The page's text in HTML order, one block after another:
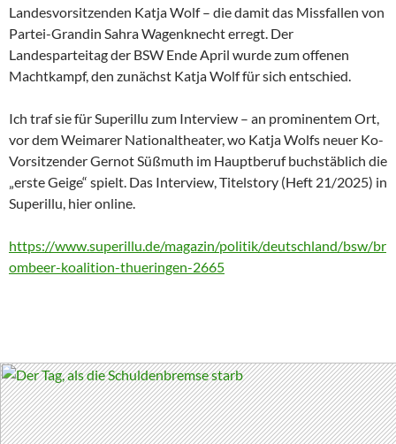
Landesvorsitzenden Katja Wolf – die damit das Missfallen von
Partei-Grandin Sahra Wagenknecht erregt. Der
Landesparteitag der BSW Ende April wurde zum offenen
Machtkampf, den zunächst Katja Wolf für sich entschied.
Ich traf sie für Superillu zum Interview – an prominentem Ort,
vor dem Weimarer Nationaltheater, wo Katja Wolfs neuer Ko-
Vorsitzender Gernot Süßmuth im Hauptberuf buchstäblich die
„erste Geige“ spielt. Das Interview, Titelstory (Heft 21/2025) in
Superillu, hier online.
https://www.superillu.de/magazin/politik/deutschland/bsw/br
ombeer-koalition-thueringen-2665